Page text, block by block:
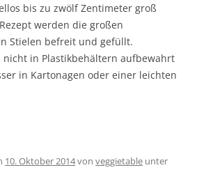
bis zu zwölf Zentimeter groß
werden die großen
Stielen befreit und gefüllt.
nicht in Plastikbehältern aufbewahrt
in Kartonagen oder einer leichten
10. Oktober 2014von veggietable unter